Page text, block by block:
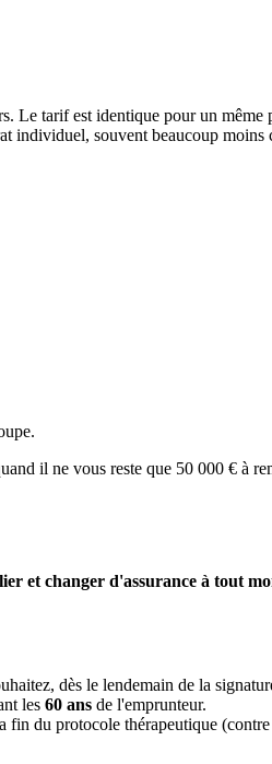
Le tarif est identique pour un
individuel, souvent beaucoup moins
il ne vous reste que 50 000 € à
et changer d'assurance à tout
dès le lendemain de la
les 60 ans de l'emprunteur.
fin du protocole thérapeutique